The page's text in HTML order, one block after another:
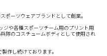
ポーツウェアブランドとして創業。
ジや各種スポーツチーム用のプリント用
隊のコスチュームボディとして使用され
作し続けております。